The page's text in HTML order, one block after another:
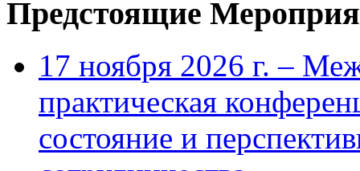
Предстоящие
17 ноября 2026 г. –
практическая
состояние и